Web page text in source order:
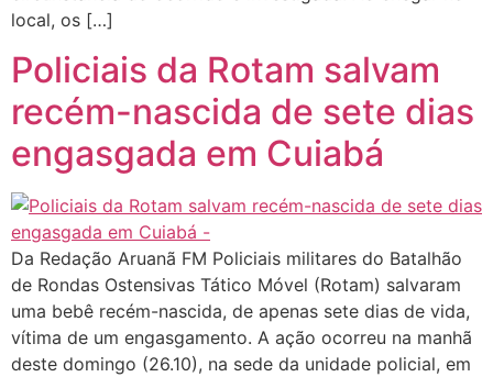
local, os […]
Policiais da Rotam salvam
recém-nascida de sete dias
engasgada em Cuiabá
Da Redação Aruanã FM Policiais militares do Batalhão
de Rondas Ostensivas Tático Móvel (Rotam) salvaram
uma bebê recém-nascida, de apenas sete dias de vida,
vítima de um engasgamento. A ação ocorreu na manhã
deste domingo (26.10), na sede da unidade policial, em